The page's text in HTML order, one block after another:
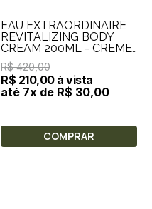
EAU EXTRAORDINAIRE
REVITALIZING BODY
CREAM 200ML - CREME
CORPORAL
REVITALIZANTE
R$ 420,00
R$ 210,00 à vista
até 7x de R$ 30,00
COMPRAR